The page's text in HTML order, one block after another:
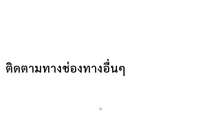
ติดตามทางช่องทางอื่นๆ